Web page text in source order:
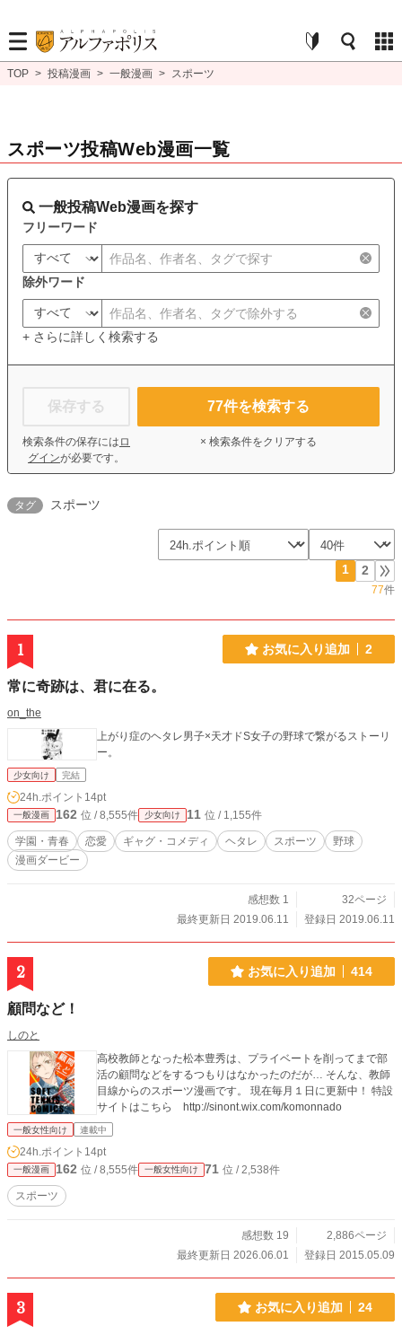
TOP > 投稿漫画 > 一般漫画 > スポーツ
スポーツ投稿Web漫画一覧
一般投稿Web漫画を探す
フリーワード
除外ワード
+ さらに詳しく検索する
保存する
検索条件の保存には ロ
グインが必要です。
77件を検索する
× 検索条件をクリアする
タグ スポーツ
1 2
77件
1 お気に入り追加 2
常に奇跡は、君に在る。
on_the
上がり症のヘタレ男子×天才ドS女子の野球で繋がるストーリ
ー。
少女向け 完結
24h.ポイント 14pt
一般漫画 162 位 / 8,555件 少女向け 11 位 / 1,155件
学園・青春 恋愛 ギャグ・コメディ ヘタレ スポーツ
野球
漫画ダービー
感想数 1
32ページ
最終更新日 2019.06.11
登録日 2019.06.11
2 お気に入り追加 414
顧問など！
しのと
高校教師となった松本豊秀は、プライベートを削ってまで部
活の顧問などをするつもりはなかったのだが… そんな、教師
目線からのスポーツ漫画です。 現在毎月１日に更新中！ 特設
サイトはこちら http://sinont.wix.com/komonnado
一般女性向け 連載中
24h.ポイント 14pt
一般漫画 162 位 / 8,555件 一般女性向け 71 位 / 2,538件
スポーツ
感想数 19
2,886ページ
最終更新日 2026.06.01
登録日 2015.05.09
3 お気に入り追加 24